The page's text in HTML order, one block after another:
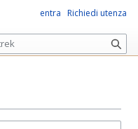
entra Richiedi utenza